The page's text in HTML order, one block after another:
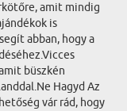
amit mindig
is
abban, hogy a
büszkén
Hagyd Az
vár rád, hogy